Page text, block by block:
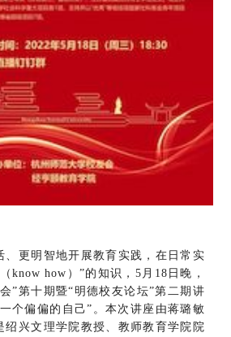
、更明智地开展教育实践，在日常实
know how）”的知识，5月18日晚，
”第十期暨“明德校友论坛”第二期讲
个偏偏的自己”。本次讲座 由蒋璐敏
绍兴文理学院教授、教师教育学院院